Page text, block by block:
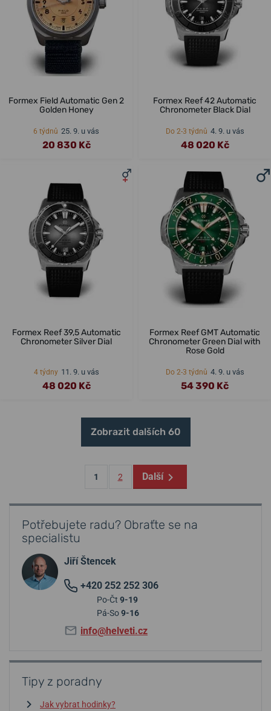
Formex Field Automatic Gen 2
Golden Honey
6 týdnů 25. 9. u vás
20 830 Kč
Formex Reef 42 Automatic
Chronometer Black Dial
Do 2-3 týdnů 4. 9. u vás
48 020 Kč
Formex Reef 39,5 Automatic
Chronometer Silver Dial
4 týdny 11. 9. u vás
48 020 Kč
Formex Reef GMT Automatic
Chronometer Green Dial with
Rose Gold
Do 2-3 týdnů 4. 9. u vás
54 390 Kč
Zobrazit dalších 60
1 2 Další
Potřebujete radu? Obraťte se na
specialistu
Jiří Štencek
+420 252 252 306
Po-Čt 9-19
Pá-So9-16
info@helveti.cz
Tipy z poradny
Jak vybrat hodinky?